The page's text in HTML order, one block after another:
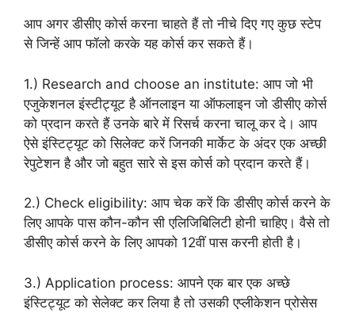
आप अगर डीसीए कोर्स करना चाहते हैं तो नीचे दिए गए कुछ स्टेप
से जिन्हें आप फॉलो करके यह कोर्स कर सकते हैं।
1.) Research and choose an institute: आप जो भी
एजुकेशनल इंस्टीट्यूट है ऑनलाइन या ऑफलाइन जो डीसीए कोर्स
को प्रदान करते हैं उनके बारे में रिसर्च करना चालू कर दे। आप
ऐसे इंस्टिट्यूट को सिलेक्ट करें जिनकी मार्केट के अंदर एक अच्छी
रेपुटेशन है और जो बहुत सारे से इस कोर्स को प्रदान करते हैं।
2.) Check eligibility: आप चेक करें कि डीसीए कोर्स करने के
लिए आपके पास कौन-कौन सी एलिजिबिलिटी होनी चाहिए। वैसे तो
डीसीए कोर्स करने के लिए आपको 12वीं पास करनी होती है।
3.) Application process: आपने एक बार एक अच्छे
इंस्टिट्यूट को सेलेक्ट कर लिया है तो उसकी एप्लीकेशन प्रोसेस